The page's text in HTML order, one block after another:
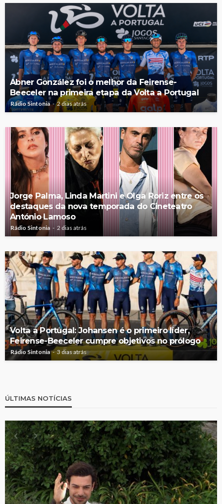
Abner González foi o melhor da Feirense-
Beeceler na primeira etapa da Volta a Portugal
Rádio Sintonia 2 dias atrás
Jorge Palma, Linda Martini e Olga Roriz entre os
destaques da nova temporada do Cineteatro
António Lamoso
Rádio Sintonia 2 dias atrás
Volta a Portugal: Johansen é o primeiro líder,
Feirense-Beeceler cumpre objetivos no prólogo
Rádio Sintonia 3 dias atrás
ÚLTIMAS NOTÍCIAS